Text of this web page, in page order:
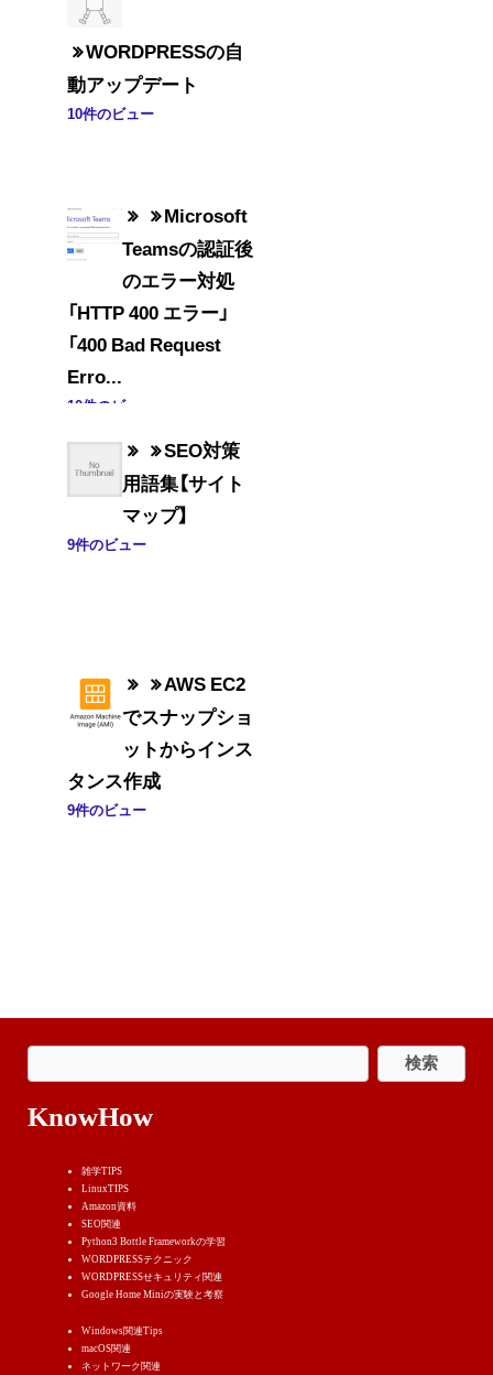
WORDPRESSの自
動アップデート
10件のビュー
Microsoft
Teamsの認証後
のエラー対処
「HTTP 400 エラー」
「400 Bad Request
Erro...
10件のビュー
SEO対策
用語集【サイト
マップ】
9件のビュー
AWS EC2
でスナップショ
ットからインス
タンス作成
9件のビュー
KnowHow
雑学TIPS
LinuxTIPS
Amazon資料
SEO関連
Python3 Bottle Frameworkの学習
WORDPRESSテクニック
WORDPRESSせキュリティ関連
Google Home Miniの実験と考察
Windows関連Tips
macOS関連
ネットワーク関連